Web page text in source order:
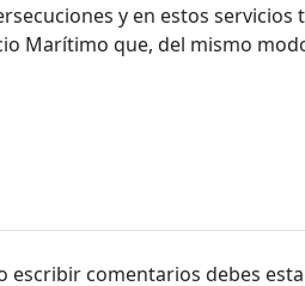
y en estos
Marítimo que, del mismo
escribir comentarios debes